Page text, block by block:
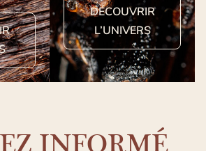
DÉCOUVRIR
L’UNIVERS